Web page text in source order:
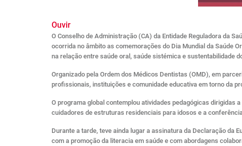
Ouvir
O Conselho de Administração (CA) da Entidade Reguladora da
ocorrida no âmbito as comemorações do Dia Mundial da Saúde
na relação entre saúde oral, saúde sistémica e sustentabilidade
Organizado pela Ordem dos Médicos Dentistas (OMD), em
profissionais, instituições e comunidade educativa em torno da
O programa global contemplou atividades pedagógicas dirigidas
cuidadores de estruturas residenciais para idosos e a
Durante a tarde, teve ainda lugar a assinatura da Declaração da
com a promoção da literacia em saúde e com abordagens